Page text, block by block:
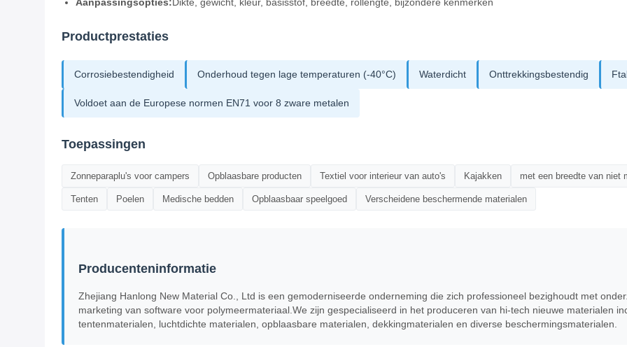
Productprestaties
Corrosiebestendigheid Onderhoud tegen lage temperaturen (-40°C) Waterdicht Onttrekkingsbestendig
Voldoet aan de Europese normen EN71 voor 8 zware metalen
Toepassingen
Zonneparaplu's voor campers Opblaasbare producten Textiel voor interieur van auto's Kajakken met een breedte van niet
Tenten Poelen Medische bedden Opblaasbaar speelgoed Verscheidene beschermende materialen
Producenteninformatie
Zhejiang Hanlong New Material Co., Ltd is een gemoderniseerde onderneming die zich professioneel bezighoudt met
marketing van software voor polymeermateriaal.We zijn gespecialiseerd in het produceren van hi-tech nieuwe materialen
tentenmaterialen, luchtdichte materialen, opblaasbare materialen, dekkingmaterialen en diverse beschermingsmaterialen.